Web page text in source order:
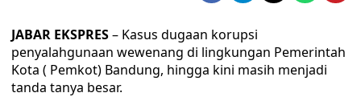
JABAR EKSPRES– Kasus dugaan korupsi
penyalahgunaan wewenang di lingkungan Pemerintah
Kota ( Pemkot) Bandung, hingga kini masih menjadi
tanda tanya besar.